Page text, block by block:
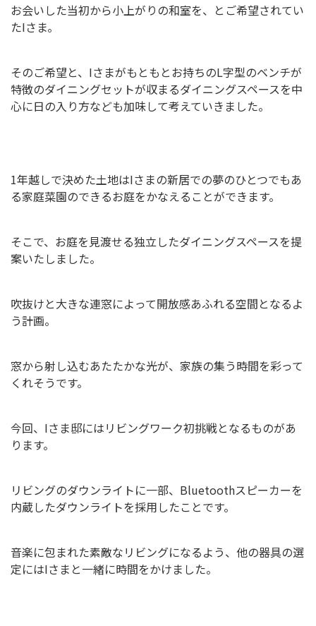
お会いした当初から小上がりの和室を、とご希望されてい
たIさま。
そのご希望と、Iさまがもともとお持ちのL字型のベンチが
特徴のダイニングセットが収まるダイニングスペースを中
心に日の入り方なども加味して考えていきました。
1年越しで決めた土地はIさまの新居での夢のひとつでもあ
る家庭菜園のできるお庭をかなえることができます。
そこで、お庭を見渡せる独立したダイニングスペースを提
案いたしました。
吹抜けと大きな連窓によって開放感あふれる空間となるよ
う計画。
窓から射し込むあたたかな光が、家族の集う時間を彩って
くれそうです。
今回、Iさま邸にはリビングワーク初挑戦となるものがあ
ります。
リビングのダウンライトに一部、Bluetoothスピーカーを
内蔵したダウンライトを採用したことです。
音楽に包まれた素敵なリビングになるよう、他の器具の選
定にはIさまと一緒に時間をかけました。